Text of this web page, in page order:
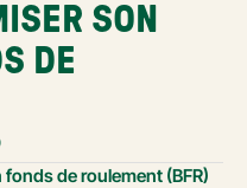
SON
DE
de roulement (BFR)